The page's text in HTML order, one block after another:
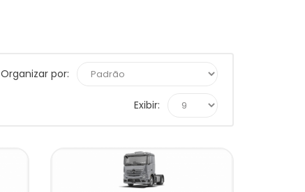
Organizar por:
Exibir: